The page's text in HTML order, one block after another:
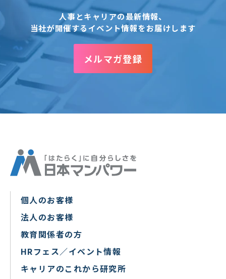
人事とキャリアの最新情報、
当社が開催するイベント情報をお届けします
メルマガ登録
個人のお客様
法人のお客様
教育関係者の方
HRフェス／イベント情報
キャリアのこれから研究所